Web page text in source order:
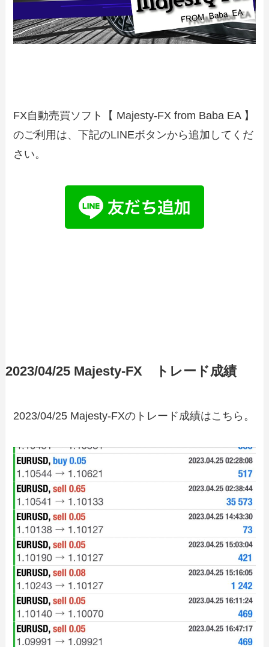
FX自動売買ソフト【 Majesty-FX from Baba EA 】
のご利用は、下記のLINEボタンから追加してくだ
さい。
2023/04/25 Majesty-FX トレード成績
2023/04/25 Majesty-FXのトレード成績はこちら。